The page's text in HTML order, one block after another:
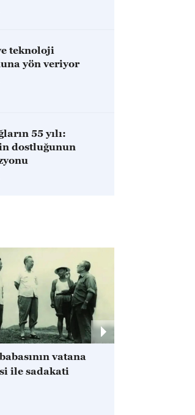
teknoloji
yön veriyor
55 yılı:
dostluğunun
vatana
ile sadakati